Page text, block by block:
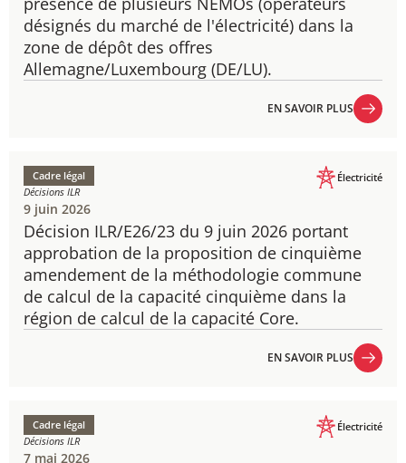
désignés du marché de l'électricité) dans la
zone de dépôt des offres
Allemagne/Luxembourg (DE/LU).
EN SAVOIR PLUS
Décision ILR/E26/23 du 9 juin 2026 portant
approbation de la proposition de cinquième
amendement de la méthodologie commune
de calcul de la capacité cinquième dans la
région de calcul de la capacité Core.
Cadre légal
Décisions ILR
Électricité
9 juin 2026
EN SAVOIR PLUS
Cadre légal
Décisions ILR
Électricité
7 mai 2026